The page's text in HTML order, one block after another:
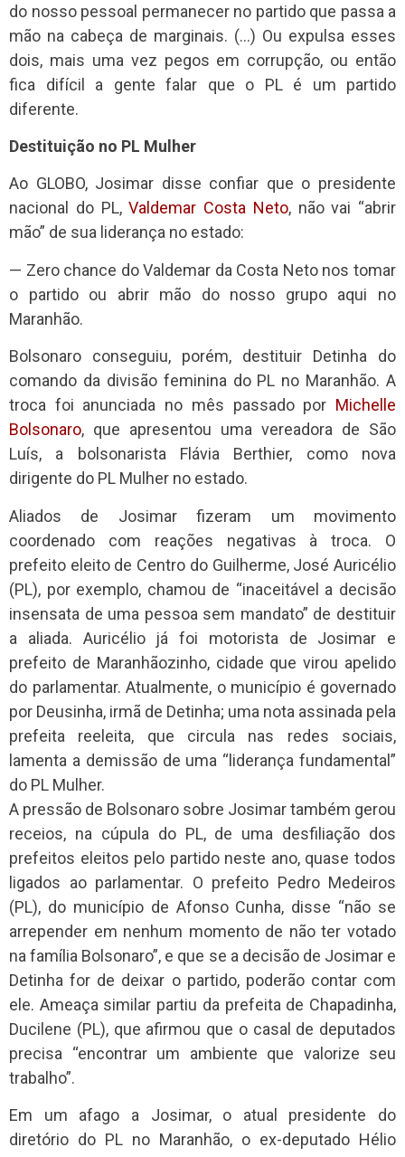
do nosso pessoal permanecer no partido que passa a
mão na cabeça de marginais. (…) Ou expulsa esses
dois, mais uma vez pegos em corrupção, ou então
fica difícil a gente falar que o PL é um partido
diferente.
Destituição no PL Mulher
Ao GLOBO, Josimar disse confiar que o presidente
nacional do PL,Valdemar Costa Neto, não vai “abrir
mão” de sua liderança no estado:
— Zero chance do Valdemar da Costa Neto nos tomar
o partido ou abrir mão do nosso grupo aqui no
Maranhão.
Bolsonaro conseguiu, porém, destituir Detinha do
comando da divisão feminina do PL no Maranhão. A
troca foi anunciada no mês passado por Michelle
Bolsonaro, que apresentou uma vereadora de São
Luís, a bolsonarista Flávia Berthier, como nova
dirigente do PL Mulher no estado.
Aliados de Josimar fizeram um movimento
coordenado com reações negativas à troca. O
prefeito eleito de Centro do Guilherme, José Auricélio
(PL), por exemplo, chamou de “inaceitável a decisão
insensata de uma pessoa sem mandato” de destituir
a aliada. Auricélio já foi motorista de Josimar e
prefeito de Maranhãozinho, cidade que virou apelido
do parlamentar. Atualmente, o município é governado
por Deusinha, irmã de Detinha; uma nota assinada pela
prefeita reeleita, que circula nas redes sociais,
lamenta a demissão de uma “liderança fundamental”
do PL Mulher.
A pressão de Bolsonaro sobre Josimar também gerou
receios, na cúpula do PL, de uma desfiliação dos
prefeitos eleitos pelo partido neste ano, quase todos
ligados ao parlamentar. O prefeito Pedro Medeiros
(PL), do município de Afonso Cunha, disse “não se
arrepender em nenhum momento de não ter votado
na família Bolsonaro”, e que se a decisão de Josimar e
Detinha for de deixar o partido, poderão contar com
ele. Ameaça similar partiu da prefeita de Chapadinha,
Ducilene (PL), que afirmou que o casal de deputados
precisa “encontrar um ambiente que valorize seu
trabalho”.
Em um afago a Josimar, o atual presidente do
diretório do PL no Maranhão, o ex-deputado Hélio